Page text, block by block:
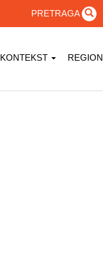
PRETRAGA
KONTEKST REGION